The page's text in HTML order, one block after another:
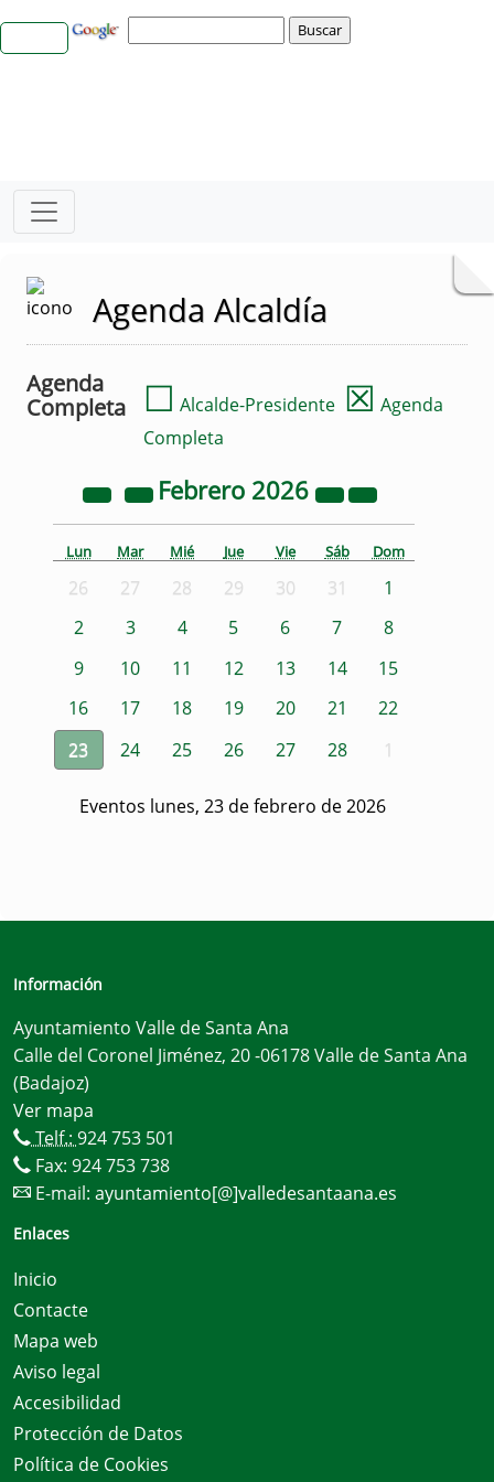
Agenda Alcaldía
Agenda
Completa
☐ Alcalde-Presidente ☒ Agenda
Completa
Febrero 2026
Lun Mar Mié Jue Vie Sáb Dom
26 27 28 29 30 31
1
2
3 4 5 6 7
8
9
10 11 12 13 14
15
16
17 18 19 20 21
22
23
24 25 26 27 28 1
Eventos lunes, 23 de febrero de 2026
Información
Ayuntamiento Valle de Santa Ana
Calle del Coronel Jiménez, 20 -06178 Valle de Santa Ana
(Badajoz)
Ver mapa
Telf.: 924 753 501
Fax: 924 753 738
E-mail: ayuntamiento[@]valledesantaana.es
Enlaces
Inicio
Contacte
Mapa web
Aviso legal
Accesibilidad
Protección de Datos
Política de Cookies